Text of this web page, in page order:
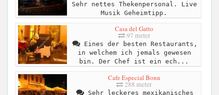
Sehr nettes Thekenpersonal. Live
Musik Geheimtipp.
Casa del Gatto
97 meter
Eines der besten Restaurants,
in welchem ich jemals gewesen
bin. Der Chef ist ein ech...
Cafe Especial Bonn
288 meter
Sehr leckeres mexikanisches